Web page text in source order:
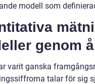
modell som
genom
varit ganska
talar för sig